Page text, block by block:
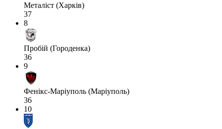
Металіст (Харків)
37
8
Пробій (Городенка)
36
9
Фенікс-Маріуполь (Маріуполь)
36
10